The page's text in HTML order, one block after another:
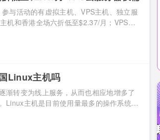
与活动的有虚拟主机、VPS主机、独立服
机和香港全场六折低至$2.37/月；VPS云
、HostEase香港/美国虚拟主机全场6折
Linux主机吗
渐转变为线上服务，从而也相应地增多了
Linux主机是目前使用量最多的操作系统空
坛网站可以选择HostEase美国Linux主机